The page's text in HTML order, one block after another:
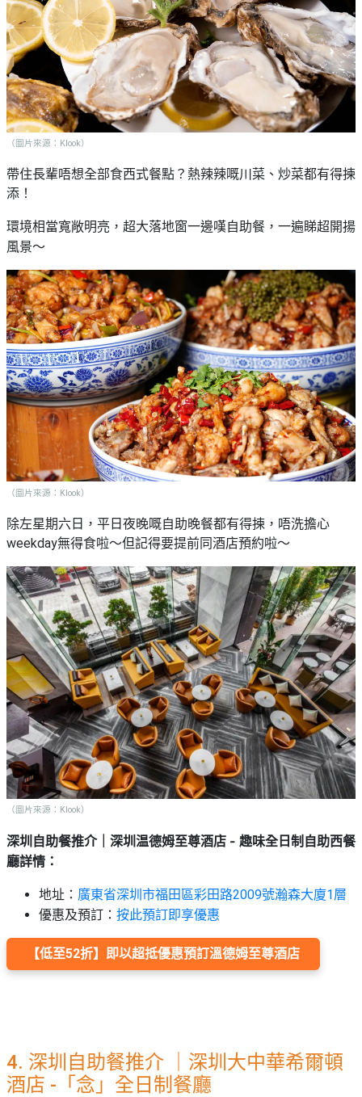
（圖片來源：Klook）
帶住長輩唔想全部食西式餐點？熱辣辣嘅川菜、炒菜都有得揀
添！
環境相當寬敞明亮，超大落地窗一邊嘆自助餐，一遍睇超開揚
風景～
（圖片來源：Klook）
除左星期六日，平日夜晚嘅自助晚餐都有得揀，唔洗擔心
weekday無得食啦～但記得要提前同酒店預約啦～
（圖片來源：Klook）
深圳自助餐推介｜深圳温德姆至尊酒店 - 趣味全日制自助西餐
廳詳情 ：
地址： 廣東省深圳市福田區彩田路2009號瀚森大廈1層
優惠及預訂： 按此預訂即享優惠
【低至52折】即以超抵優惠預訂溫德姆至尊酒店
4. 深圳自助餐推介 ｜深圳大中華希爾頓
酒店 -「念」全日制餐廳